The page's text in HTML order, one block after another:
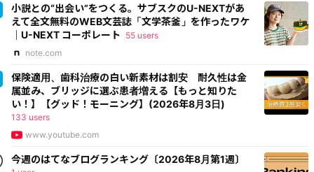
小説との“出会い”をつくる。サブスクのU-NEXTがあ
えて全文無料のWEB文芸誌「文学茶釜」を作ったワケ
｜U-NEXT コーポレート 55 users
note.com
保険適用、歯科治療の白い新素材は割安 耐久性は金
属並み、ブリッジに選ぶ患者増える【もっと知りた
い！】【グッド！モーニング】(2026年8月3日)
133 users
www.youtube.com
今週のはてなブログランキング〔2026年8月第1週〕